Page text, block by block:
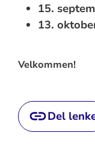
15.
13.
Velkommen!
Del